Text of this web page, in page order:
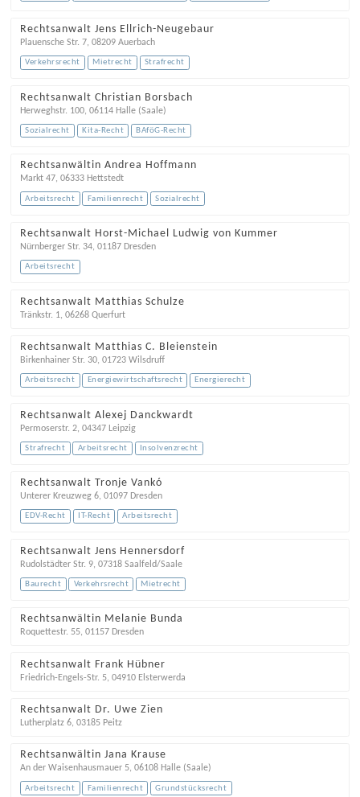
Rechtsanwalt Jens Ellrich-Neugebaur
Plauensche Str. 7, 08209 Auerbach
Verkehrsrecht Mietrecht Strafrecht
Rechtsanwalt Christian Borsbach
Herweghstr. 100, 06114 Halle (Saale)
Sozialrecht Kita-Recht BAföG-Recht
Rechtsanwältin Andrea Hoffmann
Markt 47, 06333 Hettstedt
Arbeitsrecht Familienrecht Sozialrecht
Rechtsanwalt Horst-Michael Ludwig von Kummer
Nürnberger Str. 34, 01187 Dresden
Arbeitsrecht
Rechtsanwalt Matthias Schulze
Tränkstr. 1, 06268 Querfurt
Rechtsanwalt Matthias C. Bleienstein
Birkenhainer Str. 30, 01723 Wilsdruff
Arbeitsrecht Energiewirtschaftsrecht Energierecht
Rechtsanwalt Alexej Danckwardt
Permoserstr. 2, 04347 Leipzig
Strafrecht Arbeitsrecht Insolvenzrecht
Rechtsanwalt Tronje Vankó
Unterer Kreuzweg 6, 01097 Dresden
EDV-Recht IT-Recht Arbeitsrecht
Rechtsanwalt Jens Hennersdorf
Rudolstädter Str. 9, 07318 Saalfeld/Saale
Baurecht Verkehrsrecht Mietrecht
Rechtsanwältin Melanie Bunda
Roquettestr. 55, 01157 Dresden
Rechtsanwalt Frank Hübner
Friedrich-Engels-Str. 5, 04910 Elsterwerda
Rechtsanwalt Dr. Uwe Zien
Lutherplatz 6, 03185 Peitz
Rechtsanwältin Jana Krause
An der Waisenhausmauer 5, 06108 Halle (Saale)
Arbeitsrecht Familienrecht Grundstücksrecht